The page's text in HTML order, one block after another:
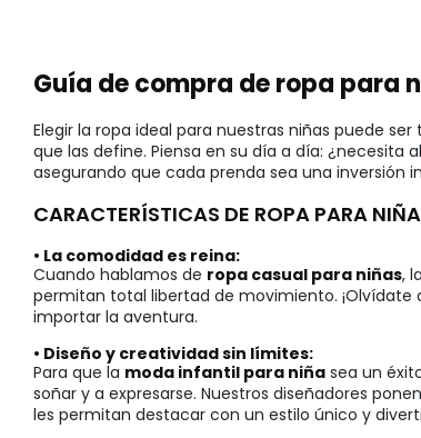
Guía de compra de ropa para
Elegir la ropa ideal para nuestras niñas puede
que las define. Piensa en su día a día: ¿necesita
asegurando que cada prenda sea una inversión
CARACTERÍSTICAS DE ROPA PARA
• La comodidad es reina:
Cuando hablamos de ropa casual para niñas,
permitan total libertad de movimiento. ¡Olvídate
importar la aventura.
• Diseño y creatividad sin límites:
Para que la moda infantil para niña sea un
soñar y a expresarse. Nuestros diseñadores
les permitan destacar con un estilo único y